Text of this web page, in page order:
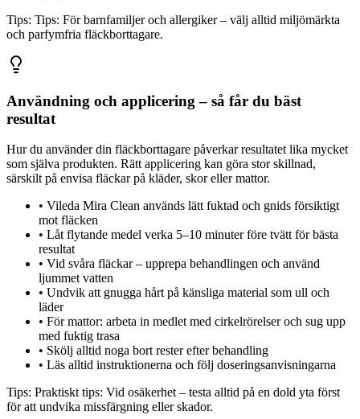
Tips: Tips: För barnfamiljer och allergiker – välj alltid miljömärkta
och parfymfria fläckborttagare.
Användning och applicering – så får du bäst
resultat
Hur du använder din fläckborttagare påverkar resultatet lika mycket
som själva produkten. Rätt applicering kan göra stor skillnad,
särskilt på envisa fläckar på kläder, skor eller mattor.
• Vileda Mira Clean används lätt fuktad och gnids försiktigt
mot fläcken
• Låt flytande medel verka 5–10 minuter före tvätt för bästa
resultat
• Vid svåra fläckar – upprepa behandlingen och använd
ljummet vatten
• Undvik att gnugga hårt på känsliga material som ull och
läder
• För mattor: arbeta in medlet med cirkelrörelser och sug upp
med fuktig trasa
• Skölj alltid noga bort rester efter behandling
• Läs alltid instruktionerna och följ doseringsanvisningarna
Tips: Praktiskt tips: Vid osäkerhet – testa alltid på en dold yta först
för att undvika missfärgning eller skador.